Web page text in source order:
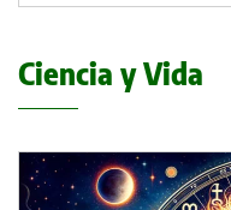
Ciencia y Vida